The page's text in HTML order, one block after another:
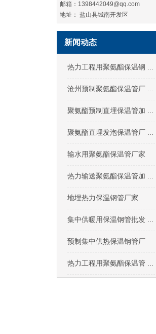
邮箱：1398442049@qq.com
地址： 盐山县城南开发区
新闻动态
热力工程用聚氨酯保温钢 ...
沧州预制聚氨酯保温管厂 ...
聚氨酯预制直埋保温管加 ...
聚氨酯直埋发泡保温管厂 ...
输水用聚氨酯保温管厂家
热力输送聚氨酯保温管加 ...
地埋热力保温钢管厂家
集中供暖用保温钢管批发 ...
预制集中供热保温钢管厂
热力工程用聚氨酯保温管 ...